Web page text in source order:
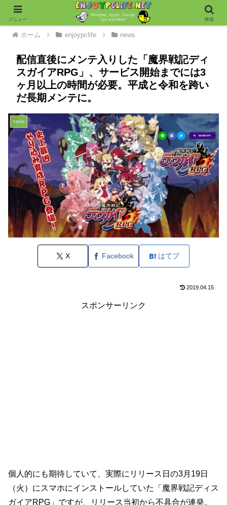
ホーム enjoypclife news
配信直後にメンテ入りした「魔界戦記ディ
スガイアRPG」、サービス開始までには3
ヶ月以上の時間が必要。平成と令和を跨い
だ長期メンテに。
news
X Facebook はてブ
2019.04.15
スポンサーリンク
個人的にも期待していて、実際にリリース日の3月19日
（火）にスマホにインストールしていた「魔界戦記ディス
ガイアRPG」ですが、リリース当初から不具合が連発。
メニュー 検索